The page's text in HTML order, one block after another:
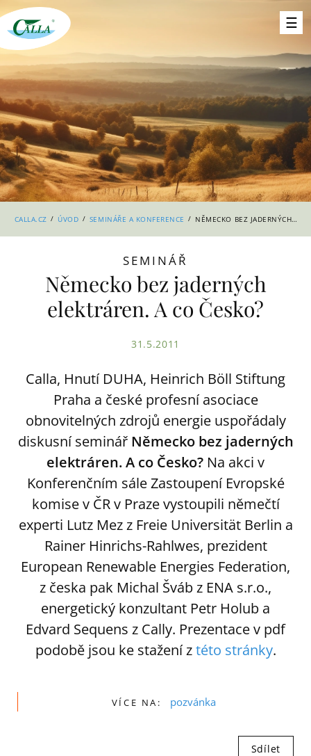
CALLA.CZ / ÚVOD / SEMINÁŘE A KONFERENCE / NĚMECKO BEZ JADERNÝCH ELEKTRÁREN. A CO ČESKO?
SEMINÁŘ
Německo bez jaderných
elektráren. A co Česko?
31.5.2011
Calla, Hnutí DUHA, Heinrich Böll Stiftung
Praha a české profesní asociace
obnovitelných zdrojů energie uspořádaly
diskusní seminář Německo bez jaderných
elektráren. A co Česko? Na akci v
Konferenčním sále Zastoupení Evropské
komise v ČR v Praze vystoupili němečtí
experti Lutz Mez z Freie Universität Berlin a
Rainer Hinrichs-Rahlwes, prezident
European Renewable Energies Federation,
z česka pak Michal Šváb z ENA s.r.o.,
energetický konzultant Petr Holub a
Edvard Sequens z Cally. Prezentace v pdf
podobě jsou ke stažení ztéto stránky.
VÍCE NA: pozvánka
Sdílet